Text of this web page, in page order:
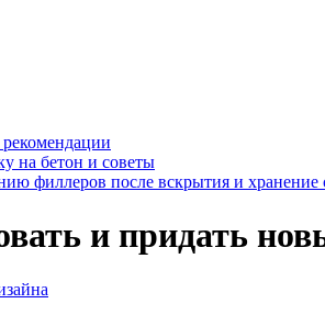
на бетон и советы
филлеров после вскрытия и хранение
и придать